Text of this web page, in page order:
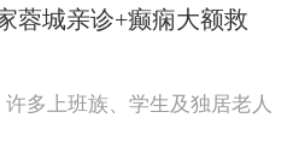
蓉城亲诊+癫痫大额救
多上班族、学生及独居老人